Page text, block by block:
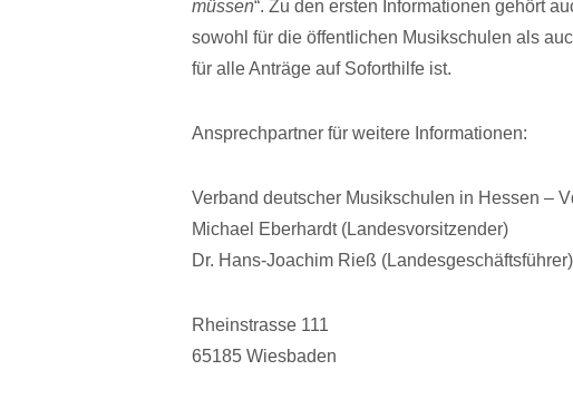
müssen“. Zu den ersten Informationen gehört
sowohl für die öffentlichen Musikschulen als
für alle Anträge auf Soforthilfe ist.
Ansprechpartner für weitere Informationen:
Verband deutscher Musikschulen in Hessen –
Michael Eberhardt (Landesvorsitzender)
Dr. Hans-Joachim Rieß (Landesgeschäftsführer)
Rheinstrasse 111
65185 Wiesbaden